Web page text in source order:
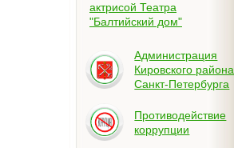
актрисой Театра
"Балтийский дом"
Администрация
Кировского района
Санкт-Петербурга
Противодействие
коррупции